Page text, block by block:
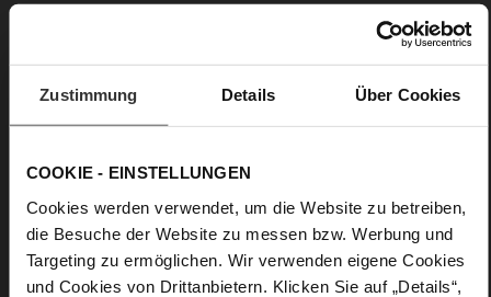
Zustimmung Details Über Cookies
COOKIE - EINSTELLUNGEN
Cookies werden verwendet, um die Website zu betreiben,
die Besuche der Website zu messen bzw. Werbung und
Targeting zu ermöglichen. Wir verwenden eigene Cookies
und Cookies von Drittanbietern. Klicken Sie auf „Details“,
5
Blockabsatz
sehr softes Lammleder mit glossy Optik,
Care